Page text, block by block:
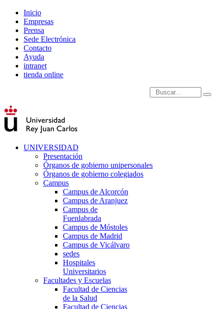
Inicio
Empresas
Prensa
Sede Electrónica
Contacto
Ayuda
intranet
tienda online
Introduce términos de
UNIVERSIDAD
Presentación
Órganos de gobierno unipersonales
Órganos de gobierno colegiados
Campus
Campus de Alcorcón
Campus de Aranjuez
Campus de
Fuenlabrada
Campus de Móstoles
Campus de Madrid
Campus de Vicálvaro
sedes
Hospitales
Universitarios
Facultades y Escuelas
Facultad de Ciencias
de la Salud
Facultad de Ciencias